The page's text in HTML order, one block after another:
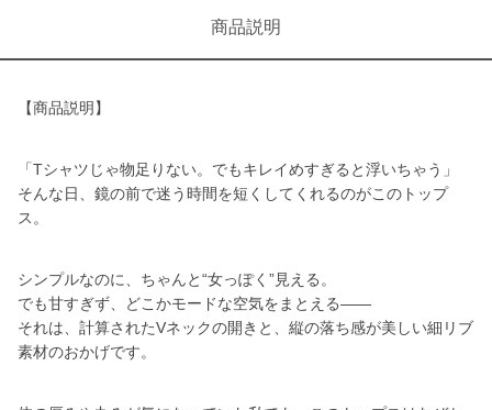
商品説明
【商品説明】
「Tシャツじゃ物足りない。でもキレイめすぎると浮いちゃう」
そんな日、鏡の前で迷う時間を短くしてくれるのがこのトップ
ス。
シンプルなのに、ちゃんと“女っぽく”見える。
でも甘すぎず、どこかモードな空気をまとえる——
それは、計算されたVネックの開きと、縦の落ち感が美しい細リブ
素材のおかげです。